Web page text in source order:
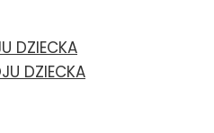
DZIECKA
DZIECKA